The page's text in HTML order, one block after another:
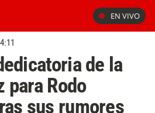
EN VIVO
de la
para Rodo
sus rumores